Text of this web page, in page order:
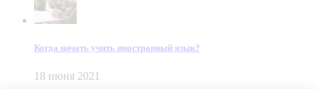
Когда начать учить иностранный язык?
18 июня 2021